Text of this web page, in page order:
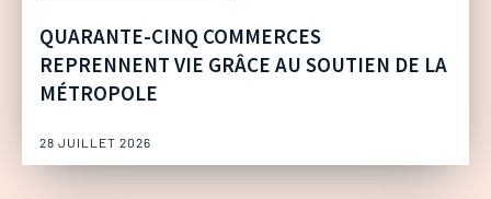
QUARANTE-CINQ COMMERCES
REPRENNENT VIE GRÂCE AU SOUTIEN DE LA
MÉTROPOLE
28 JUILLET 2026